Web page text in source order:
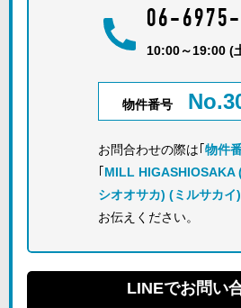
06-
10:00～19:00 (
物件番号
お問合わせの際は｢ 物件
MILL HIGASHIOSAKA
シオオサカ) (ミルサカイ
お伝えください。
LINEでお問い